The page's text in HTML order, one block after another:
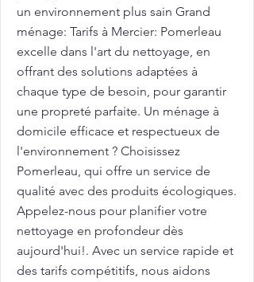
un environnement plus sain Grand
ménage: Tarifs à Mercier: Pomerleau
excelle dans l'art du nettoyage, en
offrant des solutions adaptées à
chaque type de besoin, pour garantir
une propreté parfaite. Un ménage à
domicile efficace et respectueux de
l'environnement ? Choisissez
Pomerleau, qui offre un service de
qualité avec des produits écologiques.
Appelez-nous pour planifier votre
nettoyage en profondeur dès
aujourd'hui!. Avec un service rapide et
des tarifs compétitifs, nous aidons